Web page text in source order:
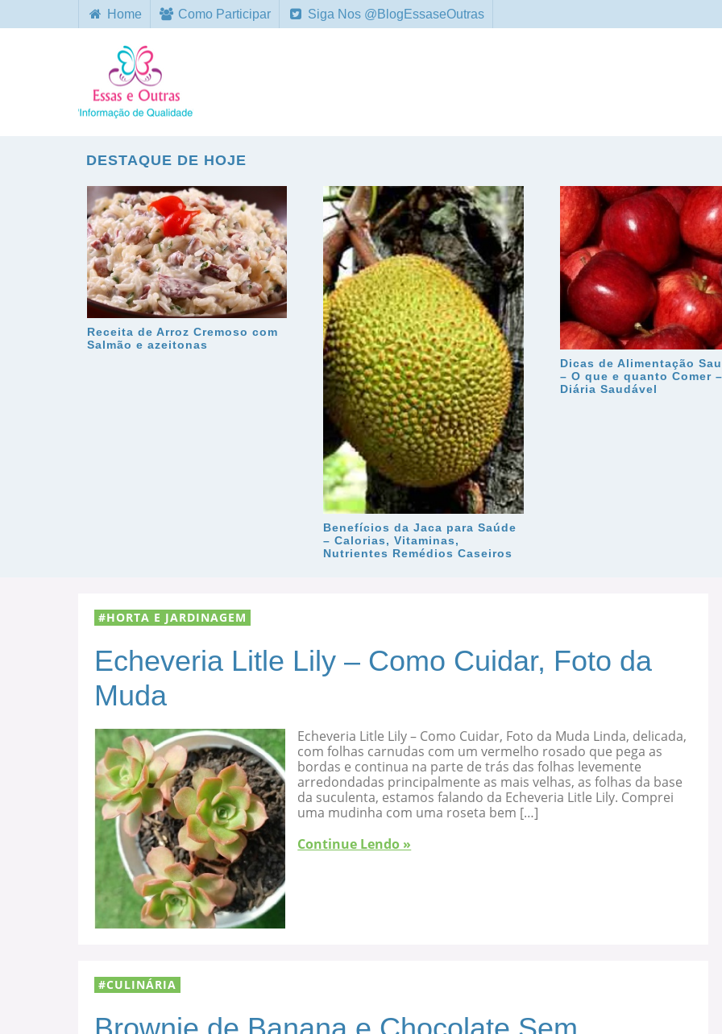
Home Como Participar Siga Nos @BlogEssaseOutras
DESTAQUE DE HOJE
Receita de Arroz Cremoso com
Salmão e azeitonas
Benefícios da Jaca para Saúde
– Calorias, Vitaminas,
Nutrientes Remédios Caseiros
Dicas de Alimentação
– O que e quanto Comer
Diária Saudável
HORTA E JARDINAGEM
Echeveria Litle Lily – Como Cuidar, Foto da
Muda
Echeveria Litle Lily – Como Cuidar, Foto da Muda Linda, delicada,
com folhas carnudas com um vermelho rosado que pega as
bordas e continua na parte de trás das folhas levemente
arredondadas principalmente as mais velhas, as folhas da base
da suculenta, estamos falando da Echeveria Litle Lily. Comprei
uma mudinha com uma roseta bem […]
Continue Lendo »
CULINÁRIA